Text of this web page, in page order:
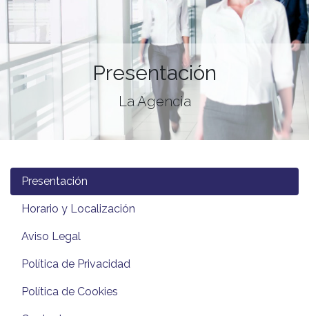
Presentación
La Agencia
Presentación
Horario y Localización
Aviso Legal
Política de Privacidad
Política de Cookies